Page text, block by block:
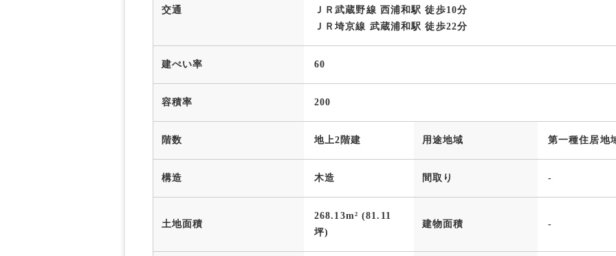
交通
ＪＲ武蔵野線 西浦和駅 徒歩10分
ＪＲ埼京線 武蔵浦和駅 徒歩22分
建ぺい率 60
容積率 200
階数 地上2階建 用途地域 第一種住居地
構造 木造 間取り -
土地面積
268.13m² (81.11
坪)
建物面積 -